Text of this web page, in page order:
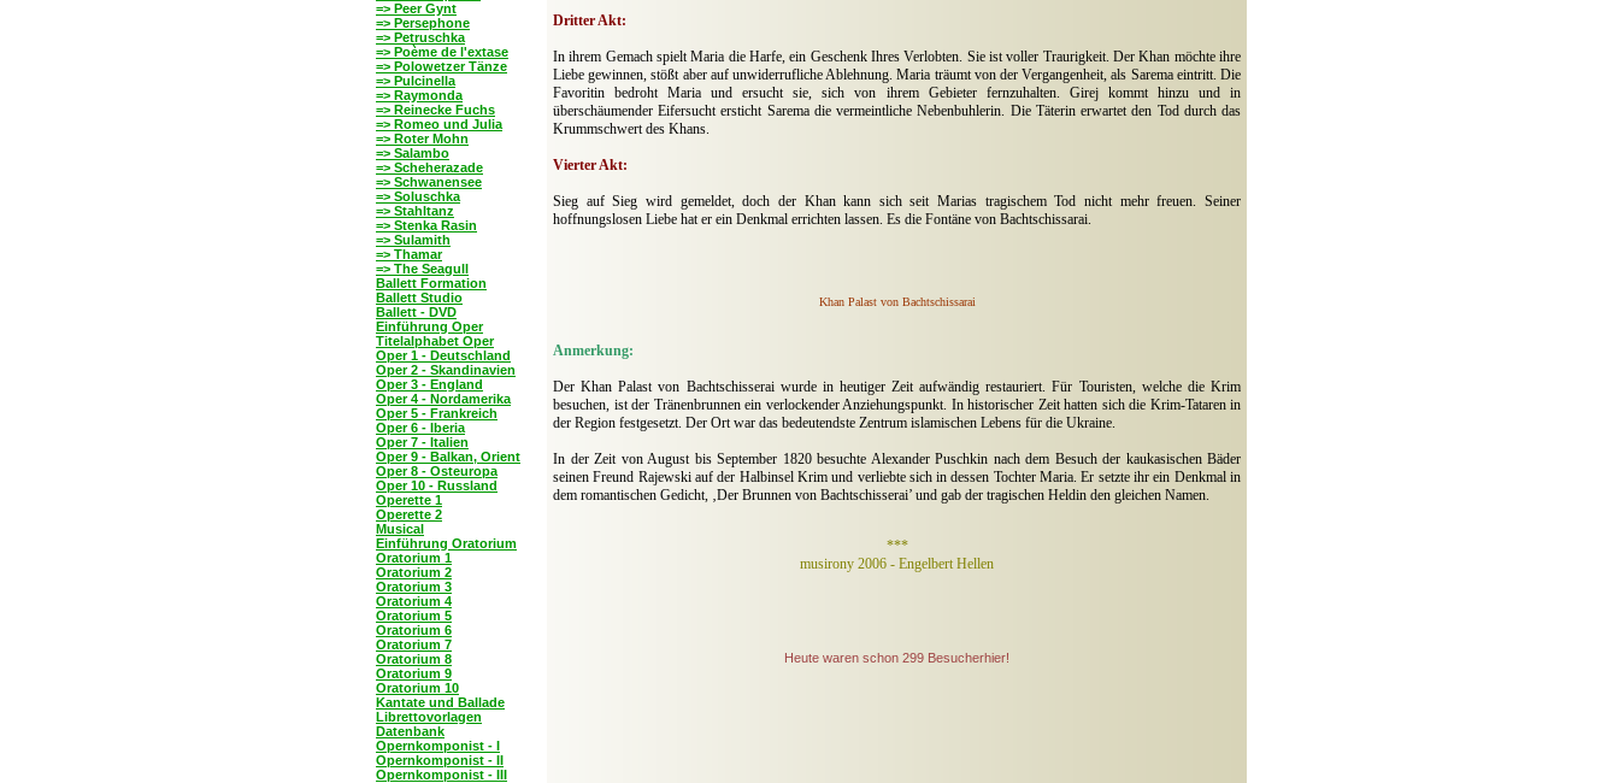
=> Peer Gynt
=> Persephone
=> Petruschka
=> Poème de l'extase
=> Polowetzer Tänze
=> Pulcinella
=> Raymonda
=> Reinecke Fuchs
=> Romeo und Julia
=> Roter Mohn
=> Salambo
=> Scheherazade
=> Schwanensee
=> Soluschka
=> Stahltanz
=> Stenka Rasin
=> Sulamith
=> Thamar
=> The Seagull
Ballett Formation
Ballett Studio
Ballett - DVD
Einführung Oper
Titelalphabet Oper
Oper 1 - Deutschland
Oper 2 - Skandinavien
Oper 3 - England
Oper 4 - Nordamerika
Oper 5 - Frankreich
Oper 6 - Iberia
Oper 7 - Italien
Oper 9 - Balkan, Orient
Oper 8 - Osteuropa
Oper 10 - Russland
Operette 1
Operette 2
Musical
Einführung Oratorium
Oratorium 1
Oratorium 2
Oratorium 3
Oratorium 4
Oratorium 5
Oratorium 6
Oratorium 7
Oratorium 8
Oratorium 9
Oratorium 10
Kantate und Ballade
Librettovorlagen
Datenbank
Opernkomponist - I
Opernkomponist - II
Opernkomponist - III
Dritter Akt:
In ihrem Gemach spielt Maria die Harfe, ein Geschenk Ihres Verlobten. Sie ist voller Traurigkeit. Der Khan möchte ihre
Liebe gewinnen, stößt aber auf unwiderrufliche Ablehnung. Maria träumt von der Vergangenheit, als Sarema eintritt. Die
Favoritin bedroht Maria und ersucht sie, sich von ihrem Gebieter fernzuhalten. Girej kommt hinzu und in
überschäumender Eifersucht ersticht Sarema die vermeintliche Nebenbuhlerin. Die Täterin erwartet den Tod durch das
Krummschwert des Khans.
Vierter Akt:
Sieg auf Sieg wird gemeldet, doch der Khan kann sich seit Marias tragischem Tod nicht mehr freuen. Seiner
hoffnungslosen Liebe hat er ein Denkmal errichten lassen. Es die Fontäne von Bachtschissarai.
Khan Palast von Bachtschissarai
Anmerkung:
Der Khan Palast von Bachtschisserai wurde in heutiger Zeit aufwändig restauriert. Für Touristen, welche die Krim
besuchen, ist der Tränenbrunnen ein verlockender Anziehungspunkt. In historischer Zeit hatten sich die Krim-Tataren in
der Region festgesetzt. Der Ort war das bedeutendste Zentrum islamischen Lebens für die Ukraine.
In der Zeit von August bis September 1820 besuchte Alexander Puschkin nach dem Besuch der kaukasischen Bäder
seinen Freund Rajewski auf der Halbinsel Krim und verliebte sich in dessen Tochter Maria. Er setzte ihr ein Denkmal in
dem romantischen Gedicht, ‚Der Brunnen von Bachtschisserai’ und gab der tragischen Heldin den gleichen Namen.
***
musirony 2006 - Engelbert Hellen
Heute waren schon 299 Besucherhier!